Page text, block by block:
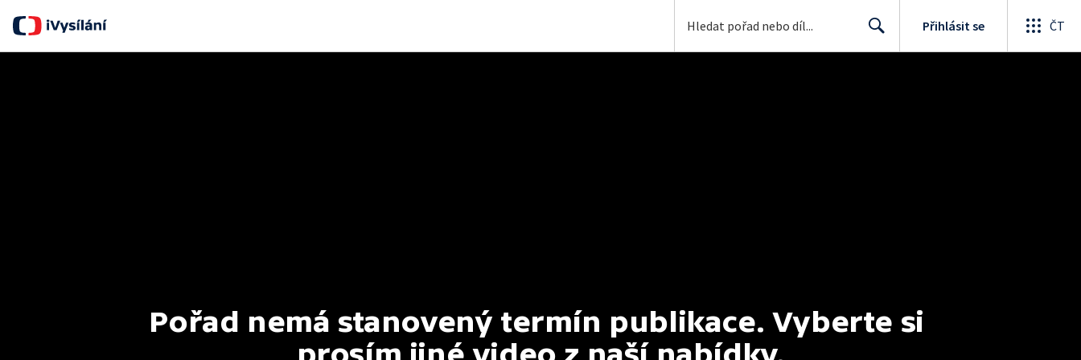
Přihlásit se ČT
Pořad nemá stanovený termín publikace. Vyberte si